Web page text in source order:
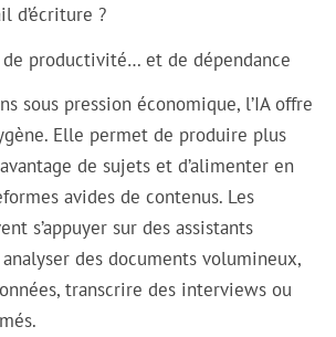
d’écriture ?
de productivité… et de dépendance
sous pression économique, l’IA offre
Elle permet de produire plus
de sujets et d’alimenter en
avides de contenus. Les
s’appuyer sur des assistants
des documents volumineux,
transcrire des interviews ou